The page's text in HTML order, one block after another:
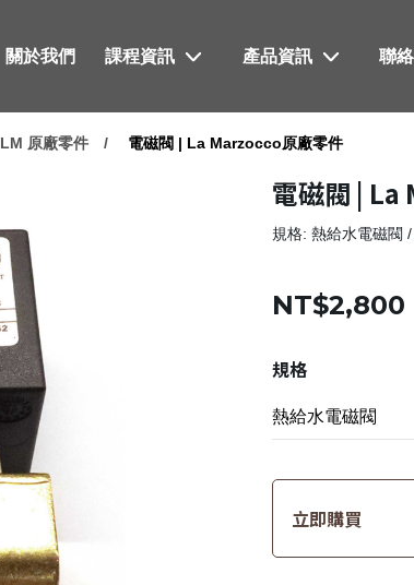
關於我們 課程資訊 產品資訊 聯
LM 原廠零件 電磁閥 | La Marzocco原廠零件
電磁閥 | La
規格: 熱給水電磁閥
NT$2,800
規格
立即購買